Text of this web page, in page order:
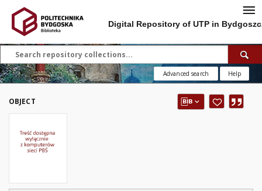
Digital Repository of UTP in
Advanced search Help
OBJECT